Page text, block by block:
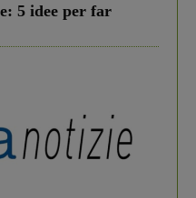
5 idee per far